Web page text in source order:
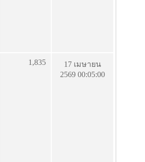
1,835
17 เมษายน
2569 00:05:00